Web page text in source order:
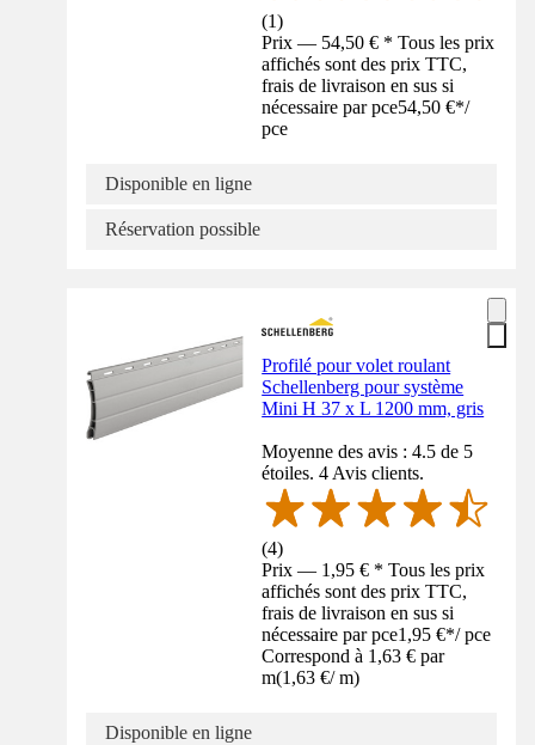
(1)
Prix — 54,50 € * Tous les prix
affichés sont des prix TTC,
frais de livraison en sus si
nécessaire par pce54,50 €*/
pce
Disponible en ligne
Réservation possible
Profilé pour volet roulant
Schellenberg pour système
Mini H 37 x L 1200 mm, gris
Moyenne des avis : 4.5 de 5
étoiles. 4 Avis clients.
(4)
Prix — 1,95 € * Tous les prix
affichés sont des prix TTC,
frais de livraison en sus si
nécessaire par pce1,95 €*/ pce
Correspond à 1,63 € par
m(1,63 €/ m)
Disponible en ligne